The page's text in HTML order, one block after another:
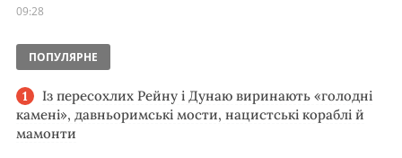
09:28
ПОПУЛЯРНЕ
Із пересохлих Рейну і Дунаю виринають «голодні
камені», давньоримські мости, нацистські кораблі й
мамонти